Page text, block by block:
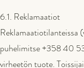
6.1. Reklamaatiot
puhelimitse +358 40
virheetön tuote.